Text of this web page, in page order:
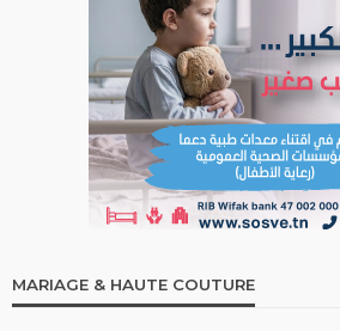
MARIAGE & HAUTE COUTURE